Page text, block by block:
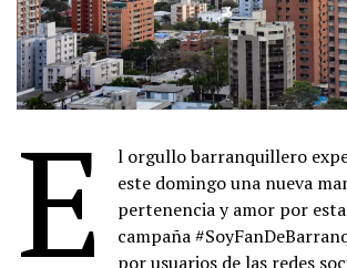
E
l orgullo barranquillero
este domingo una nueva
pertenencia y amor por
campaña
por usuarios de las redes